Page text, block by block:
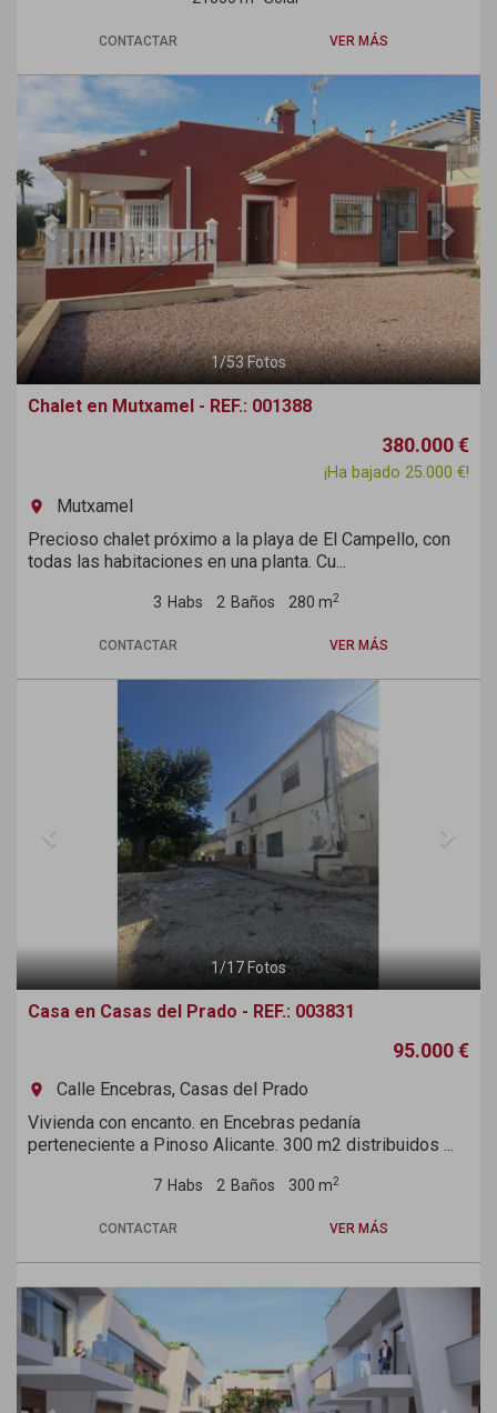
CONTACTAR VER MÁS
Previous
1/53Fotos
Chalet en Mutxamel - REF.: 001388
380.000 €
¡Ha bajado 25.000 €!
room
Mutxamel
Precioso chalet próximo a la playa de El Campello, con
todas las habitaciones en una planta. Cu...
3 Habs 2 Baños 280 m2
CONTACTAR VER MÁS
1/17 Fotos
Casa en Casas del Prado - REF.: 003831
95.000 €
room
Calle Encebras, Casas del Prado
Vivienda con encanto. en Encebras pedanía
perteneciente a Pinoso Alicante. 300 m2 distribuidos ...
7 Habs 2 Baños 300 m2
CONTACTAR VER MÁS